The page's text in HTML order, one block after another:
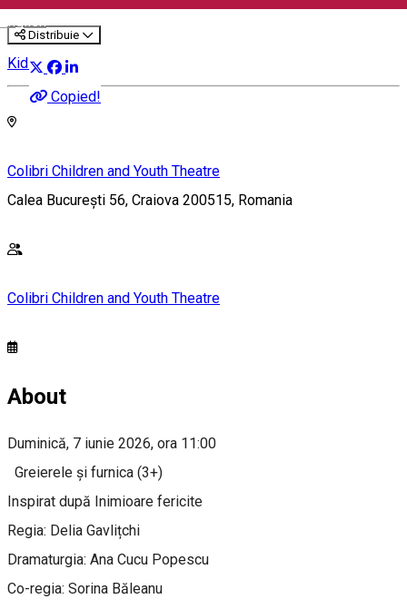
English
Distribuie
Copied!
Kids' event
Colibri Children and Youth Theatre
Calea București 56, Craiova 200515, Romania
Colibri Children and Youth Theatre
About
Duminică, 7 iunie 2026, ora 11:00
Greierele și furnica (3+)
Inspirat după Inimioare fericite
Regia: Delia Gavlițchi
Dramaturgia: Ana Cucu Popescu
Co-regia: Sorina Băleanu